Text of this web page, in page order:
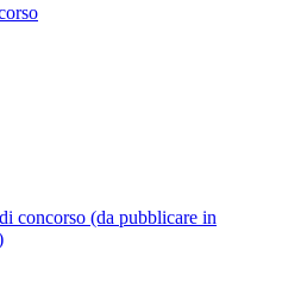
concorso (da pubblicare in